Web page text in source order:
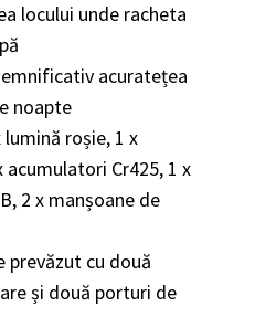
locului unde racheta
acuratețea
noapte
roșie, 1 x
acumulatori Cr425, 1 x
2 x manșoane de
prevăzut cu două
și două porturi de